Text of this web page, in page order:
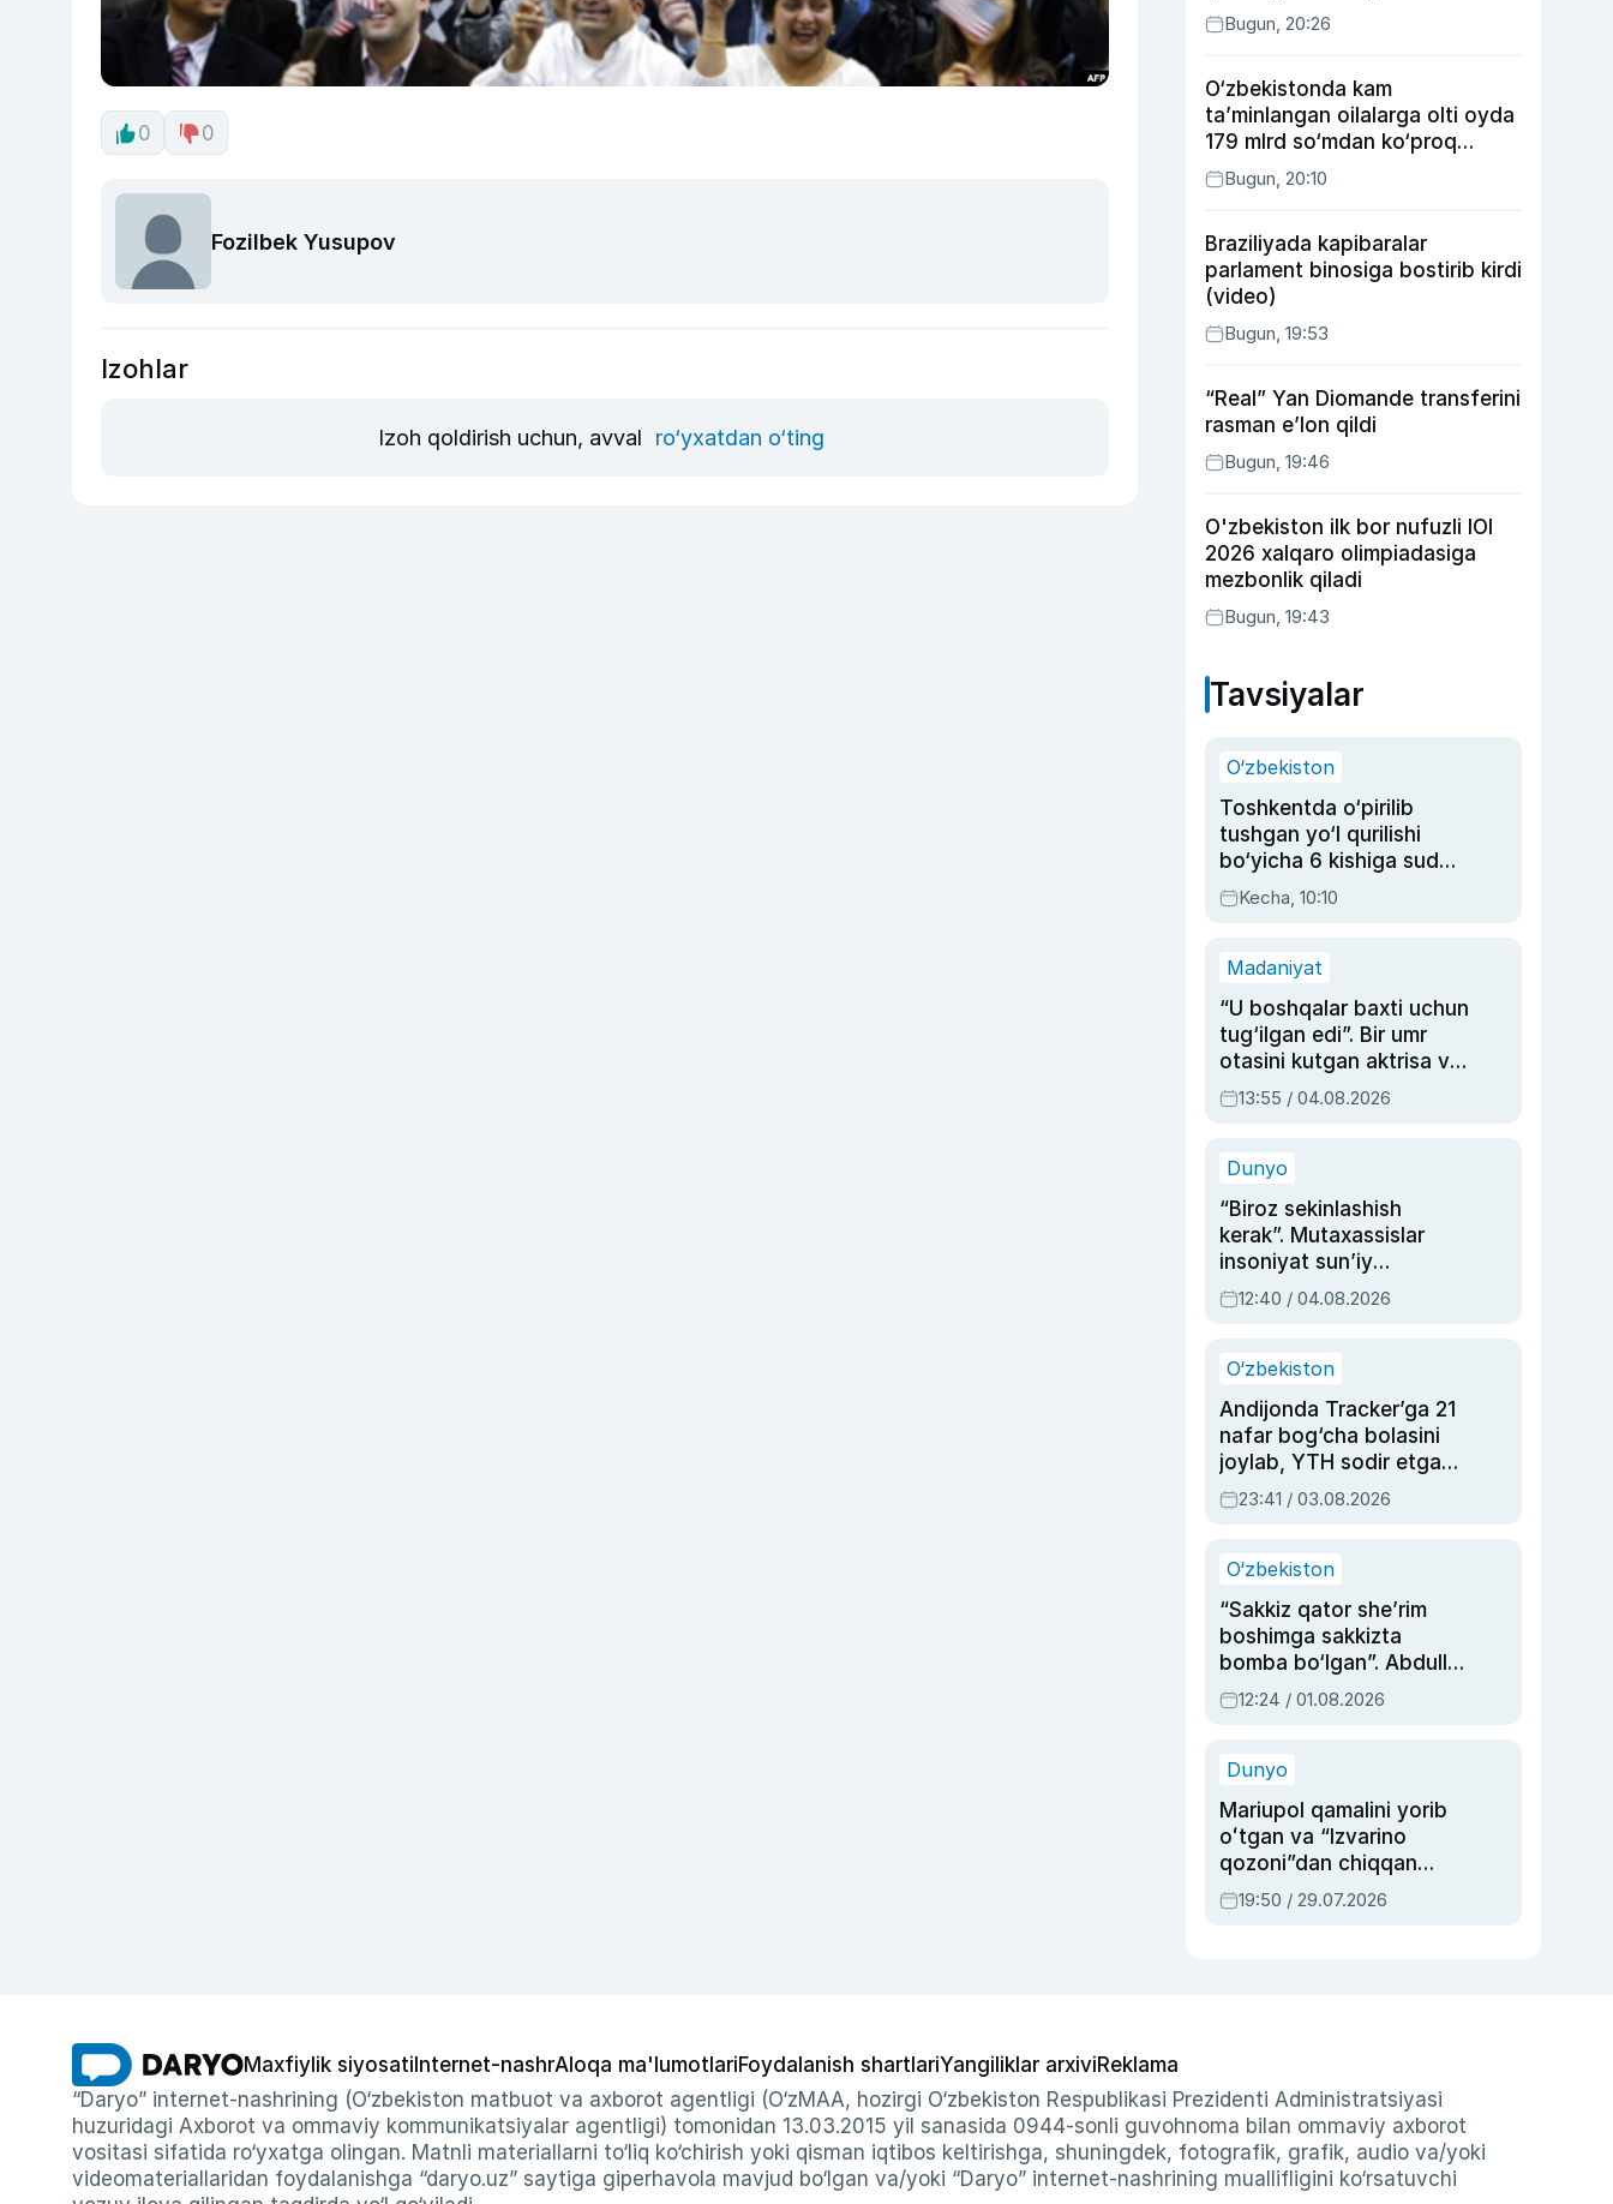
0 0
Fozilbek Yusupov
Izohlar
Izoh qoldirish uchun, avval ro‘yxatdan o‘ting
Bugun, 20:26
O‘zbekistonda kam
ta’minlangan oilalarga olti oyda
179 mlrd so‘mdan ko‘proq
ijtimoiy keshbek to‘lab berildi
Bugun, 20:10
Braziliyada kapibaralar
parlament binosiga bostirib kirdi
(video)
Bugun, 19:53
“Real” Yan Diomande transferini
rasman e’lon qildi
Bugun, 19:46
O'zbekiston ilk bor nufuzli IOI
2026 xalqaro olimpiadasiga
mezbonlik qiladi
Bugun, 19:43
Tavsiyalar
O‘zbekiston
Toshkentda o‘pirilib
tushgan yo‘l qurilishi
bo‘yicha 6 kishiga sud
hukmi o‘qildi
Kecha, 10:10
Madaniyat
“U boshqalar baxti uchun
tug‘ilgan edi”. Bir umr
otasini kutgan aktrisa va
dublyaj ustasi Rimma
Ahmedovaning
13:55 / 04.08.2026
Dunyo
“Biroz sekinlashish
kerak”. Mutaxassislar
insoniyat sun’iy
intellektni boshqara
olmay qolishidan xavotir
12:40 / 04.08.2026
O‘zbekiston
Andijonda Tracker’ga 21
nafar bog‘cha bolasini
joylab, YTH sodir etgan
ayolga sud hukmi o‘qildi
23:41 / 03.08.2026
O‘zbekiston
“Sakkiz qator she’rim
boshimga sakkizta
bomba bo‘lgan”. Abdulla
Oripovni siyosiy
ayblovlardan asrab
12:24 / 01.08.2026
Dunyo
Mariupol qamalini yorib
oʻtgan va “Izvarino
qozoni”dan chiqqan
qahramon — Ukraina
armiyasi bosh
19:50 / 29.07.2026
Maxfiylik siyosati Internet-nashrAloqa ma'lumotlariFoydalanish shartlariYangiliklar arxiviReklama
“Daryo” internet-nashrining (O‘zbekiston matbuot va axborot agentligi (O‘zMAA, hozirgi O‘zbekiston Respublikasi Prezidenti Administratsiyasi
huzuridagi Axborot va ommaviy kommunikatsiyalar agentligi) tomonidan 13.03.2015 yil sanasida 0944-sonli guvohnoma bilan ommaviy axborot
vositasi sifatida ro‘yxatga olingan. Matnli materiallarni to‘liq ko‘chirish yoki qisman iqtibos keltirishga, shuningdek, fotografik, grafik, audio va/yoki
videomateriallaridan foydalanishga “daryo.uz” saytiga giperhavola mavjud bo‘lgan va/yoki “Daryo” internet-nashrining muallifligini ko‘rsatuvchi